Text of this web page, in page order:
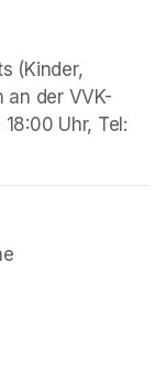
a new tab)
(Kinder,
an der VVK-
Uhr, Tel: